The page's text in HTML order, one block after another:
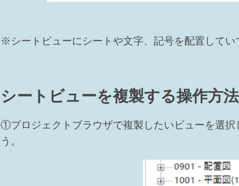
※シートビューにシートや文字、記号を配置してい
シートビューを複製する操作方法
①プロジェクトブラウザで複製したいビューを選
う。